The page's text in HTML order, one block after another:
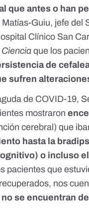
que antes o han
Guiu, jefe del
Clínico San
que los
de
sufren
de COVID-19,
mostraron
cerebral) que
hasta la
o incluso
pacientes que
nos
no se encuentran